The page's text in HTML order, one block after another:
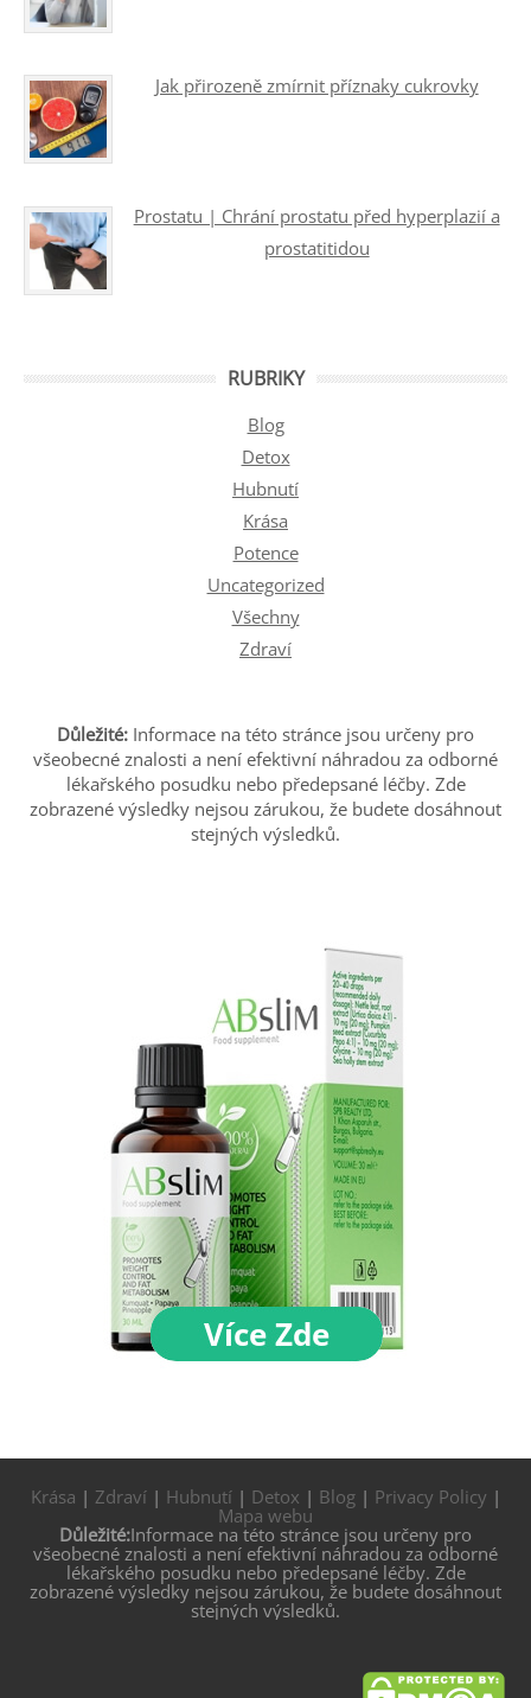
Jak přirozeně zmírnit příznaky cukrovky
Prostatu | Chrání prostatu před hyperplazií a
prostatitidou
RUBRIKY
Blog
Detox
Hubnutí
Krása
Potence
Uncategorized
Všechny
Zdraví
Důležité: Informace na této stránce jsou určeny pro
všeobecné znalosti a není efektivní náhradou za odborné
lékařského posudku nebo předepsané léčby. Zde
zobrazené výsledky nejsou zárukou, že budete dosáhnout
stejných výsledků.
Krása | Zdraví| Hubnutí| Detox | Blog| Privacy Policy |
Mapa webu
Důležité:Informace na této stránce jsou určeny pro
všeobecné znalosti a není efektivní náhradou za odborné
lékařského posudku nebo předepsané léčby. Zde
zobrazené výsledky nejsou zárukou, že budete dosáhnout
stejných výsledků.